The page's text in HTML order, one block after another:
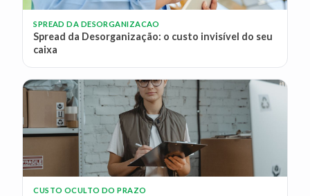
SPREAD DA DESORGANIZACAO
Spread da Desorganização: o custo invisível do seu
caixa
CUSTO OCULTO DO PRAZO